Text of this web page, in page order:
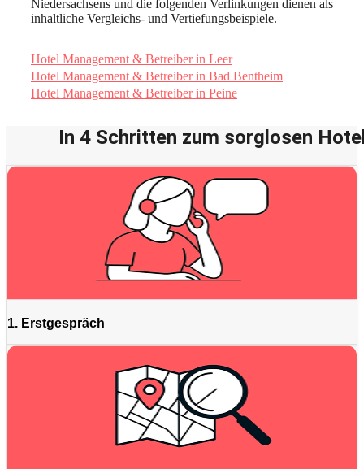
Niedersachsens und die folgenden Verlinkungen dienen als
inhaltliche Vergleichs- und Vertiefungsbeispiele.
Hotel Management & Betreiber in Leer
Hotel Management & Betreiber in Bad Bentheim
Hotel Management & Betreiber in Peine
In 4 Schritten zum sorglosen
1. Erstgespräch